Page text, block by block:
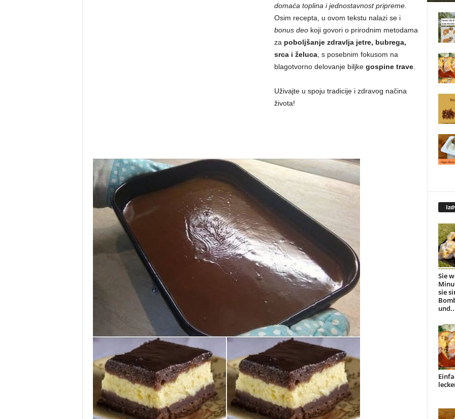
domaća toplina i jednostavnost pripreme.
Osim recepta, u ovom tekstu nalazi se i
bonus deokoji govori o prirodnim metodama
za poboljšanje zdravlja jetre, bubrega,
srca i želuca, s posebnim fokusom na
blagotvorno delovanje biljke gospine trave.
Uživajte u spoju tradicije i zdravog načina
života!
Sie
sie